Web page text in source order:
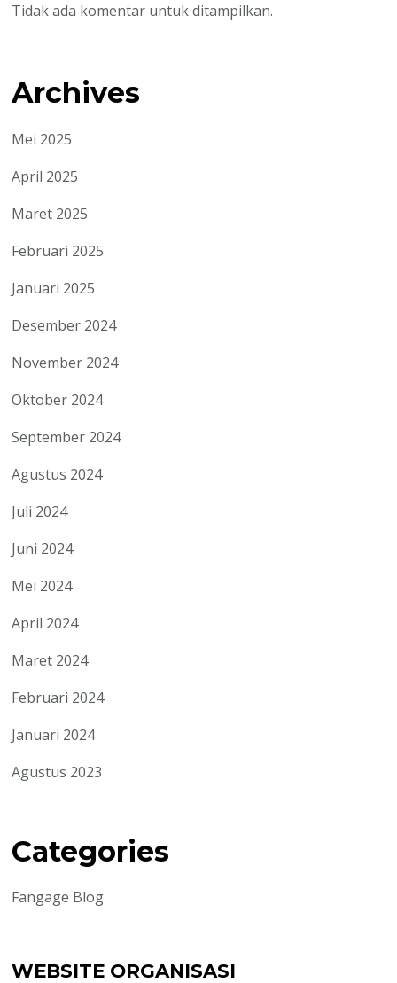
Tidak ada komentar untuk ditampilkan.
Archives
Mei 2025
April 2025
Maret 2025
Februari 2025
Januari 2025
Desember 2024
November 2024
Oktober 2024
September 2024
Agustus 2024
Juli 2024
Juni 2024
Mei 2024
April 2024
Maret 2024
Februari 2024
Januari 2024
Agustus 2023
Categories
Fangage Blog
WEBSITE ORGANISASI